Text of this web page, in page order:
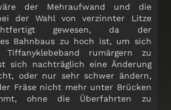
der Mehraufwand und die
der Wahl von verzinnter Litze
gewesen, da der
Bahnbaus zu hoch ist, um sich
rumärgern zu
sich nachträglich eine Änderung
oder nur sehr schwer ändern,
Fräse nicht mehr unter Brücken
ohne die Überfahrten zu